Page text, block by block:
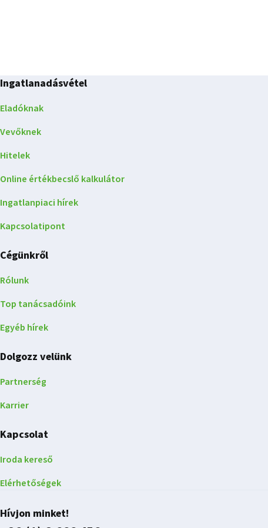
Ingatlanadásvétel
Eladóknak
Vevőknek
Hitelek
Online értékbecslő kalkulátor
Ingatlanpiaci hírek
Kapcsolatipont
Cégünkről
Rólunk
Top tanácsadóink
Egyéb hírek
Dolgozz velünk
Partnerség
Karrier
Kapcsolat
Iroda kereső
Elérhetőségek
Hívjon minket!